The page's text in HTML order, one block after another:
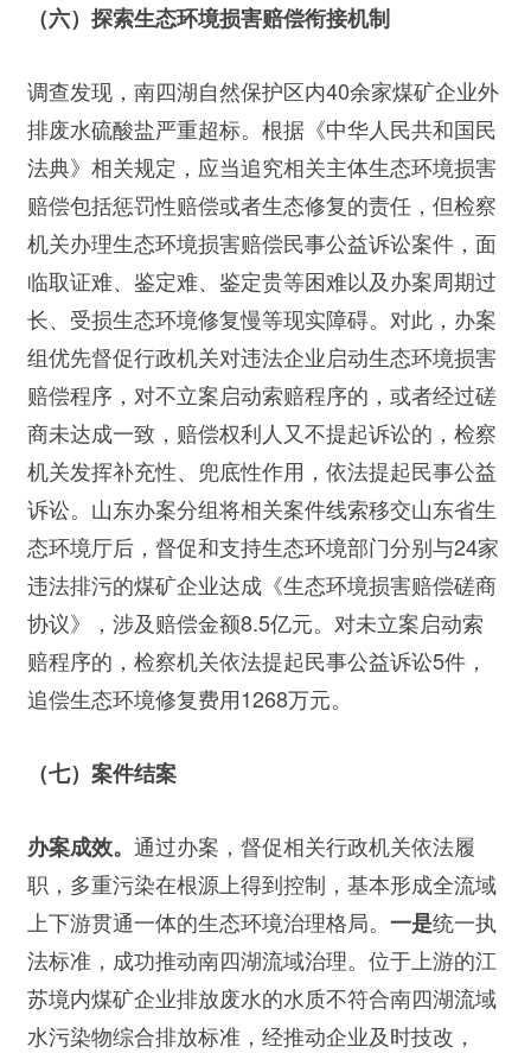
（六）探索生态环境损害赔偿衔接机制
调查发现，南四湖自然保护区内40余家煤矿企业外
排废水硫酸盐严重超标。根据《中华人民共和国民
法典》相关规定，应当追究相关主体生态环境损害
赔偿包括惩罚性赔偿或者生态修复的责任，但检察
机关办理生态环境损害赔偿民事公益诉讼案件，面
临取证难、鉴定难、鉴定贵等困难以及办案周期过
长、受损生态环境修复慢等现实障碍。对此，办案
组优先督促行政机关对违法企业启动生态环境损害
赔偿程序，对不立案启动索赔程序的，或者经过磋
商未达成一致，赔偿权利人又不提起诉讼的，检察
机关发挥补充性、兜底性作用，依法提起民事公益
诉讼。山东办案分组将相关案件线索移交山东省生
态环境厅后，督促和支持生态环境部门分别与24家
违法排污的煤矿企业达成《生态环境损害赔偿磋商
协议》，涉及赔偿金额8.5亿元。对未立案启动索
赔程序的，检察机关依法提起民事公益诉讼5件，
追偿生态环境修复费用1268万元。
（七）案件结案
办案成效。 通过办案，督促相关行政机关依法履
职，多重污染在根源上得到控制，基本形成全流域
上下游贯通一体的生态环境治理格局。 一是统一执
法标准，成功推动南四湖流域治理。位于上游的江
苏境内煤矿企业排放废水的水质不符合南四湖流域
水污染物综合排放标准，经推动企业及时技改，